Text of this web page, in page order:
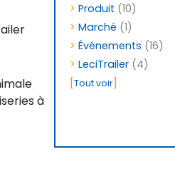
à
> Produit (10)
> Marché (1)
> Événements (16)
> LeciTrailer (4)
[Tout voir]